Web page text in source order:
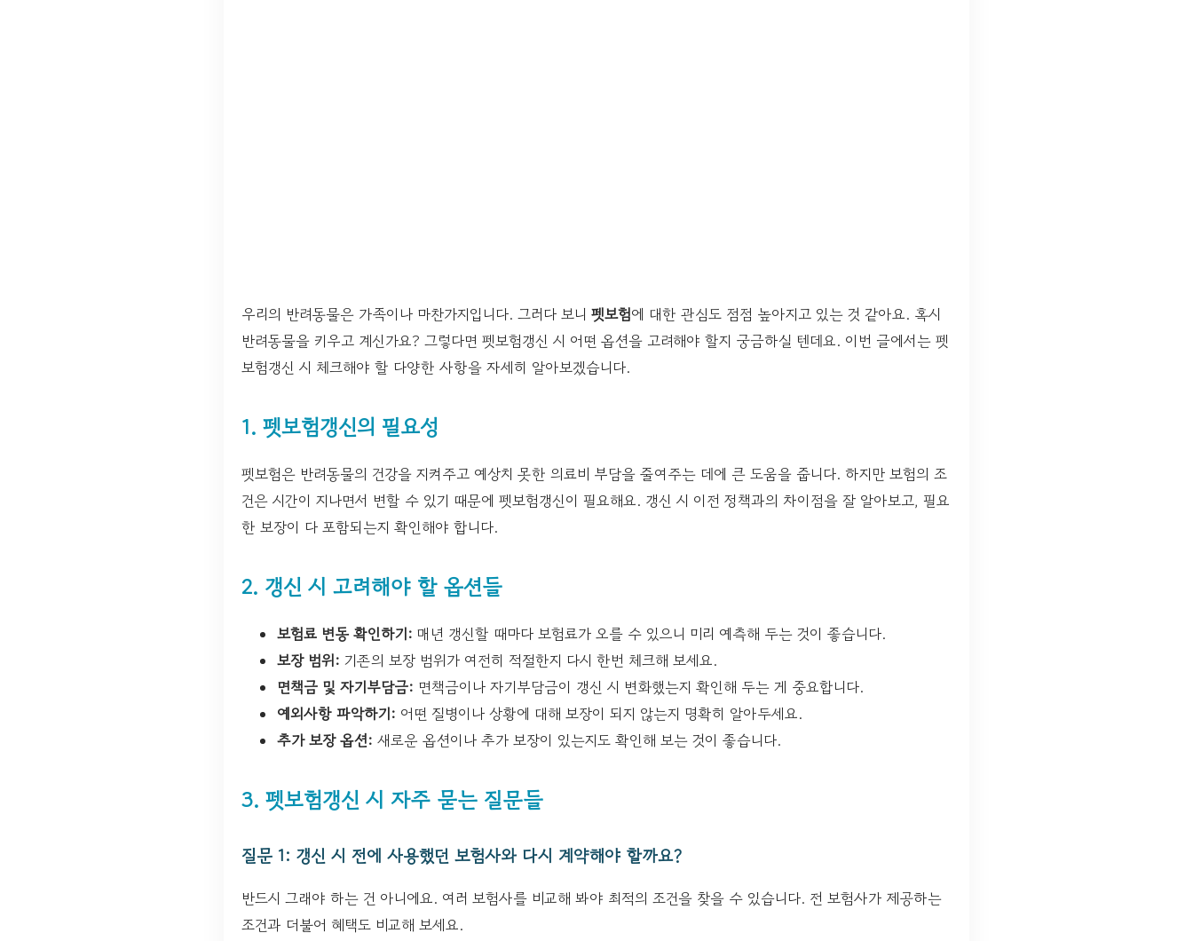
우리의 반려동물은 가족이나 마찬가지입니다. 그러다 보니 펫보험에 대한 관심도 점점 높아지고 있는 것 같아요. 혹시
반려동물을 키우고 계신가요? 그렇다면 펫보험갱신 시 어떤 옵션을 고려해야 할지 궁금하실 텐데요. 이번 글에서는 펫
보험갱신 시 체크해야 할 다양한 사항을 자세히 알아보겠습니다.
1. 펫보험갱신의 필요성
펫보험은 반려동물의 건강을 지켜주고 예상치 못한 의료비 부담을 줄여주는 데에 큰 도움을 줍니다. 하지만 보험의 조
건은 시간이 지나면서 변할 수 있기 때문에 펫보험갱신이 필요해요. 갱신 시 이전 정책과의 차이점을 잘 알아보고, 필요
한 보장이 다 포함되는지 확인해야 합니다.
2. 갱신 시 고려해야 할 옵션들
보험료 변동 확인하기: 매년 갱신할 때마다 보험료가 오를 수 있으니 미리 예측해 두는 것이 좋습니다.
보장 범위: 기존의 보장 범위가 여전히 적절한지 다시 한번 체크해 보세요.
면책금 및 자기부담금: 면책금이나 자기부담금이 갱신 시 변화했는지 확인해 두는 게 중요합니다.
예외사항 파악하기: 어떤 질병이나 상황에 대해 보장이 되지 않는지 명확히 알아두세요.
추가 보장 옵션: 새로운 옵션이나 추가 보장이 있는지도 확인해 보는 것이 좋습니다.
3. 펫보험갱신 시 자주 묻는 질문들
질문 1: 갱신 시 전에 사용했던 보험사와 다시 계약해야 할까요?
반드시 그래야 하는 건 아니에요. 여러 보험사를 비교해 봐야 최적의 조건을 찾을 수 있습니다. 전 보험사가 제공하는
조건과 더불어 혜택도 비교해 보세요.